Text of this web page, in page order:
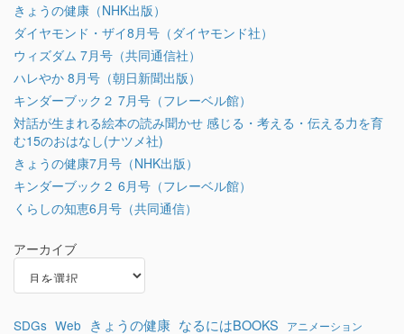
きょうの健康（NHK出版）
ダイヤモンド・ザイ8月号（ダイヤモンド社）
ウィズダム 7月号（共同通信社）
ハレやか 8月号（朝日新聞出版）
キンダーブック２ 7月号（フレーベル館）
対話が生まれる絵本の読み聞かせ 感じる・考える・伝える力を育
む15のおはなし(ナツメ社)
きょうの健康7月号（NHK出版）
キンダーブック２ 6月号（フレーベル館）
くらしの知恵6月号（共同通信）
アーカイブ
SDGs Web きょうの健康 なるにはBOOKS アニメーション